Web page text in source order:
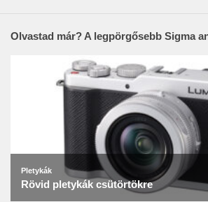
Olvastad már? A legpörgősebb Sigma